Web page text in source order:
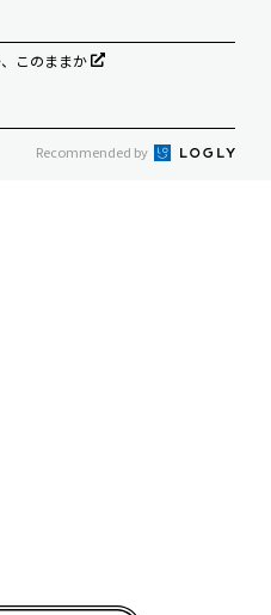
このままか
Recommended by